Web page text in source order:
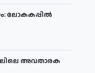
ലോകകപ്പിൽ
അവതാരക